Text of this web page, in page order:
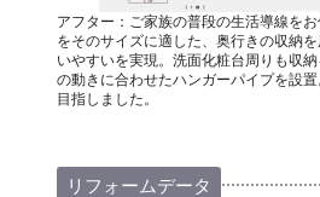
アフター：ご家族の普段の生活導線を
をそのサイズに適した、奥行きの収納
いやすいを実現。洗面化粧台周りも収
の動きに合わせたハンガーパイプを設
目指しました。
リフォームデータ